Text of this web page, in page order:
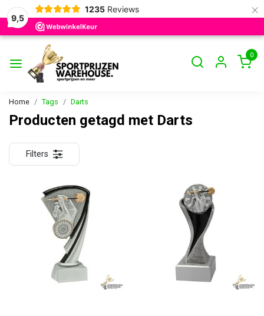
9,5
1235 Reviews ×
0
Home Tags Darts
Producten getagd met Darts
Filters